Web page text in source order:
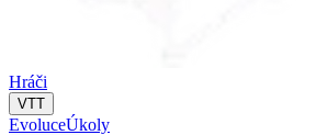
Hráči
VTT
EvoluceÚkoly